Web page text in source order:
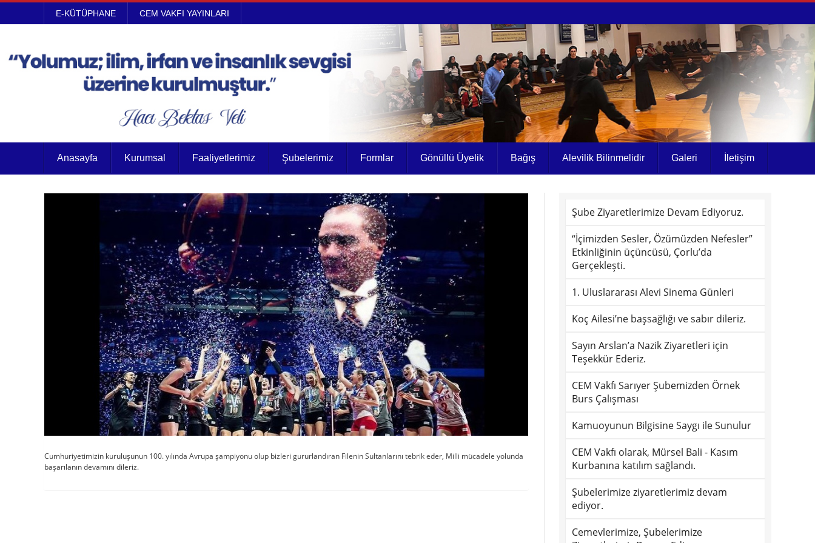
E-KÜTÜPHANE CEM VAKFI YAYINLARI
Anasayfa Kurumsal Faaliyetlerimiz Şubelerimiz Formlar Gönüllü Üyelik Bağış Alevilik Bilinmelidir Galeri İletişim
Cumhuriyetimizin kuruluşunun 100. yılında Avrupa şampiyonu olup bizleri gururlandıran Filenin Sultanlarını tebrik eder, Milli mücadele yolunda
başarılanın devamını dileriz.
Şube Ziyaretlerimize Devam Ediyoruz.
“İçimizden Sesler, Özümüzden Nefesler”
Etkinliğinin üçüncüsü, Çorlu’da
Gerçekleşti.
1. Uluslararası Alevi Sinema Günleri
Koç Ailesi’ne başsağlığı ve sabır dileriz.
Sayın Arslan’a Nazik Ziyaretleri için
Teşekkür Ederiz.
CEM Vakfı Sarıyer Şubemizden Örnek
Burs Çalışması
Kamuoyunun Bilgisine Saygı ile Sunulur
CEM Vakfı olarak, Mürsel Bali - Kasım
Kurbanına katılım sağlandı.
Şubelerimize ziyaretlerimiz devam
ediyor.
Cemevlerimize, Şubelerimize